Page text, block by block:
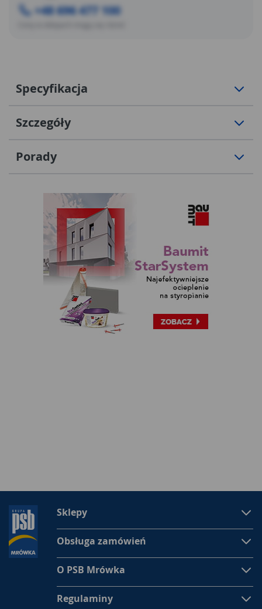
+48 696 477 100
Specyfikacja
Szczegóły
Porady
Sklepy
Obsługa zamówień
O PSB Mrówka
Regulaminy